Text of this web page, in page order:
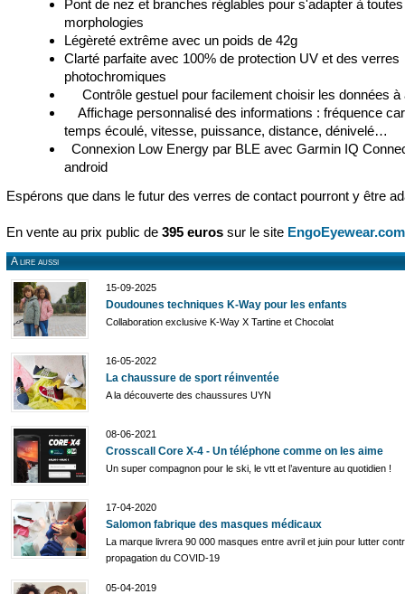
Pont de nez et branches réglables pour s'adapter à
morphologies
Légèreté extrême avec un poids de 42g
Clarté parfaite avec 100% de protection UV et des verres
photochromiques
Contrôle gestuel pour facilement choisir les données à
Affichage personnalisé des informations : fréquence
temps écoulé, vitesse, puissance, distance, dénivelé…
Connexion Low Energy par BLE avec Garmin IQ
android
Espérons que dans le futur des verres de contact pourront y être
En vente au prix public de 395 euros sur le site EngoEyewear.com
A lire aussi
15-09-2025
Doudounes techniques K-Way pour les enfants
Collaboration exclusive K-Way X Tartine et Chocolat
16-05-2022
La chaussure de sport réinventée
A la découverte des chaussures UYN
08-06-2021
Crosscall Core X-4 - Un téléphone comme on les aime
Un super compagnon pour le ski, le vtt et l’aventure au quotidien !
17-04-2020
Salomon fabrique des masques médicaux
La marque livrera 90 000 masques entre avril et juin pour lutter
propagation du COVID-19
05-04-2019